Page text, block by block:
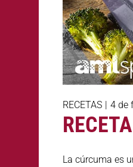
RECETAS | 4 de
La cúrcuma es